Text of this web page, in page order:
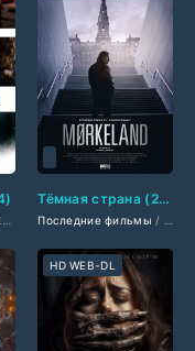
смотреть /Фильмы лета
Драмы 2024/Исторические
Тёмная страна (2025)
Последние фильмы /
HD WEB-DL